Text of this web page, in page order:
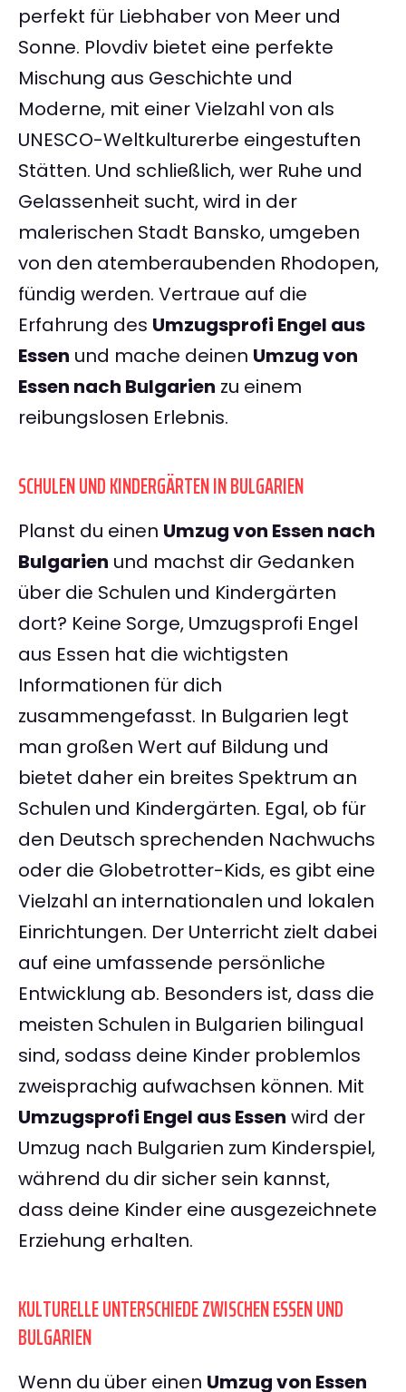
perfekt für Liebhaber von Meer und
Sonne. Plovdiv bietet eine perfekte
Mischung aus Geschichte und
Moderne, mit einer Vielzahl von als
UNESCO-Weltkulturerbe eingestuften
Stätten. Und schließlich, wer Ruhe und
Gelassenheit sucht, wird in der
malerischen Stadt Bansko, umgeben
von den atemberaubenden Rhodopen,
fündig werden. Vertraue auf die
Erfahrung des Umzugsprofi Engel aus
Essen und mache deinen Umzug von
Essen nach Bulgarien zu einem
reibungslosen Erlebnis.
SCHULEN UND KINDERGÄRTEN IN BULGARIEN
Planst du einen Umzug von Essen nach
Bulgarien und machst dir Gedanken
über die Schulen und Kindergärten
dort? Keine Sorge, Umzugsprofi Engel
aus Essen hat die wichtigsten
Informationen für dich
zusammengefasst. In Bulgarien legt
man großen Wert auf Bildung und
bietet daher ein breites Spektrum an
Schulen und Kindergärten. Egal, ob für
den Deutsch sprechenden Nachwuchs
oder die Globetrotter-Kids, es gibt eine
Vielzahl an internationalen und lokalen
Einrichtungen. Der Unterricht zielt dabei
auf eine umfassende persönliche
Entwicklung ab. Besonders ist, dass die
meisten Schulen in Bulgarien bilingual
sind, sodass deine Kinder problemlos
zweisprachig aufwachsen können. Mit
Umzugsprofi Engel aus Essen wird der
Umzug nach Bulgarien zum Kinderspiel,
während du dir sicher sein kannst,
dass deine Kinder eine ausgezeichnete
Erziehung erhalten.
KULTURELLE UNTERSCHIEDE ZWISCHEN ESSEN UND
BULGARIEN
Wenn du über einen Umzug von Essen